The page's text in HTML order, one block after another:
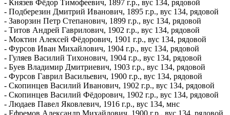
- Князев Фёдор Тимофеевич, 1897 г.р., вус 134, рядовой
- Подберезин Дмитрий Иванович, 1895 г.р., вус 134, рядовой
- Заворзин Петр Степанович, 1899 г.р., вус 134, рядовой
- Титов Андрей Гаврилович, 1902 г.р., вус 134, рядовой
- Моктин Алексей Фёдорович, 1901 г.р., вус 134, рядовой
- Фурсов Иван Михайлович, 1904 г.р., вус 134, рядовой
- Гуляев Василий Тихонович, 1904 г.р., вус 134, рядовой
- Буев Владимир Дмитриевич, 1903 г.р., вус 134, рядовой
- Фурсов Гаврил Васильевич, 1900 г.р., вус 134, рядовой
- Скопинцев Василий Иванович, 1902 г.р., вус 134, рядовой
- Скопинцев Василий Фёдорович, 1902 г.р., вус 134, рядовой
- Людаев Павел Яковлевич, 1916 г.р., вус 134, мнс
- Ефремов Александр Михайлович, 1900 г.р., вус 134, рядовой